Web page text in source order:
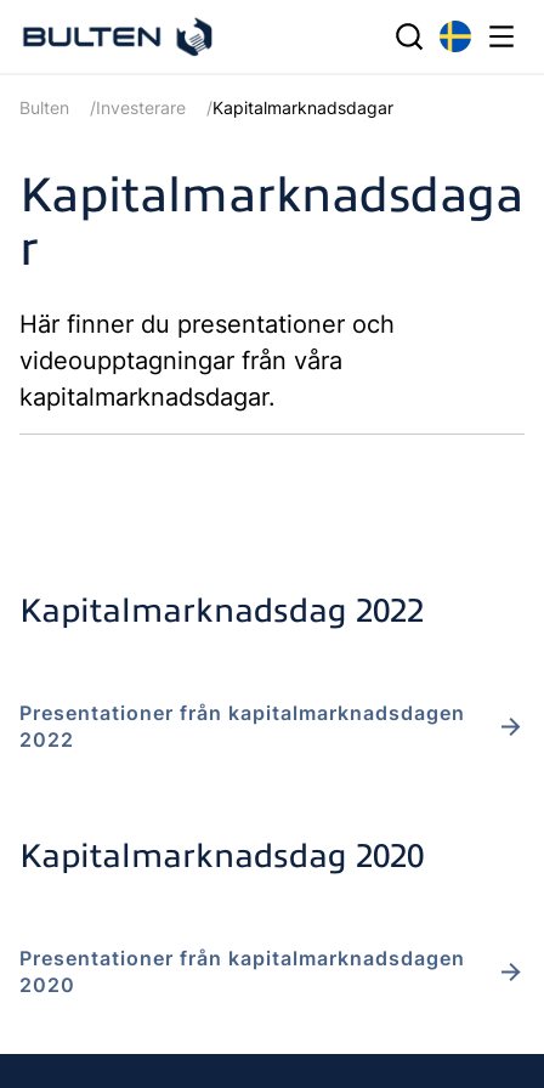
Bulten Investerare Kapitalmarknadsdagar
Kapitalmarknadsdaga
r
Här finner du presentationer och
videoupptagningar från våra
kapitalmarknadsdagar.
Kapitalmarknadsdag 2022
Presentationer från kapitalmarknadsdagen
2022
Kapitalmarknadsdag 2020
Presentationer från kapitalmarknadsdagen
2020